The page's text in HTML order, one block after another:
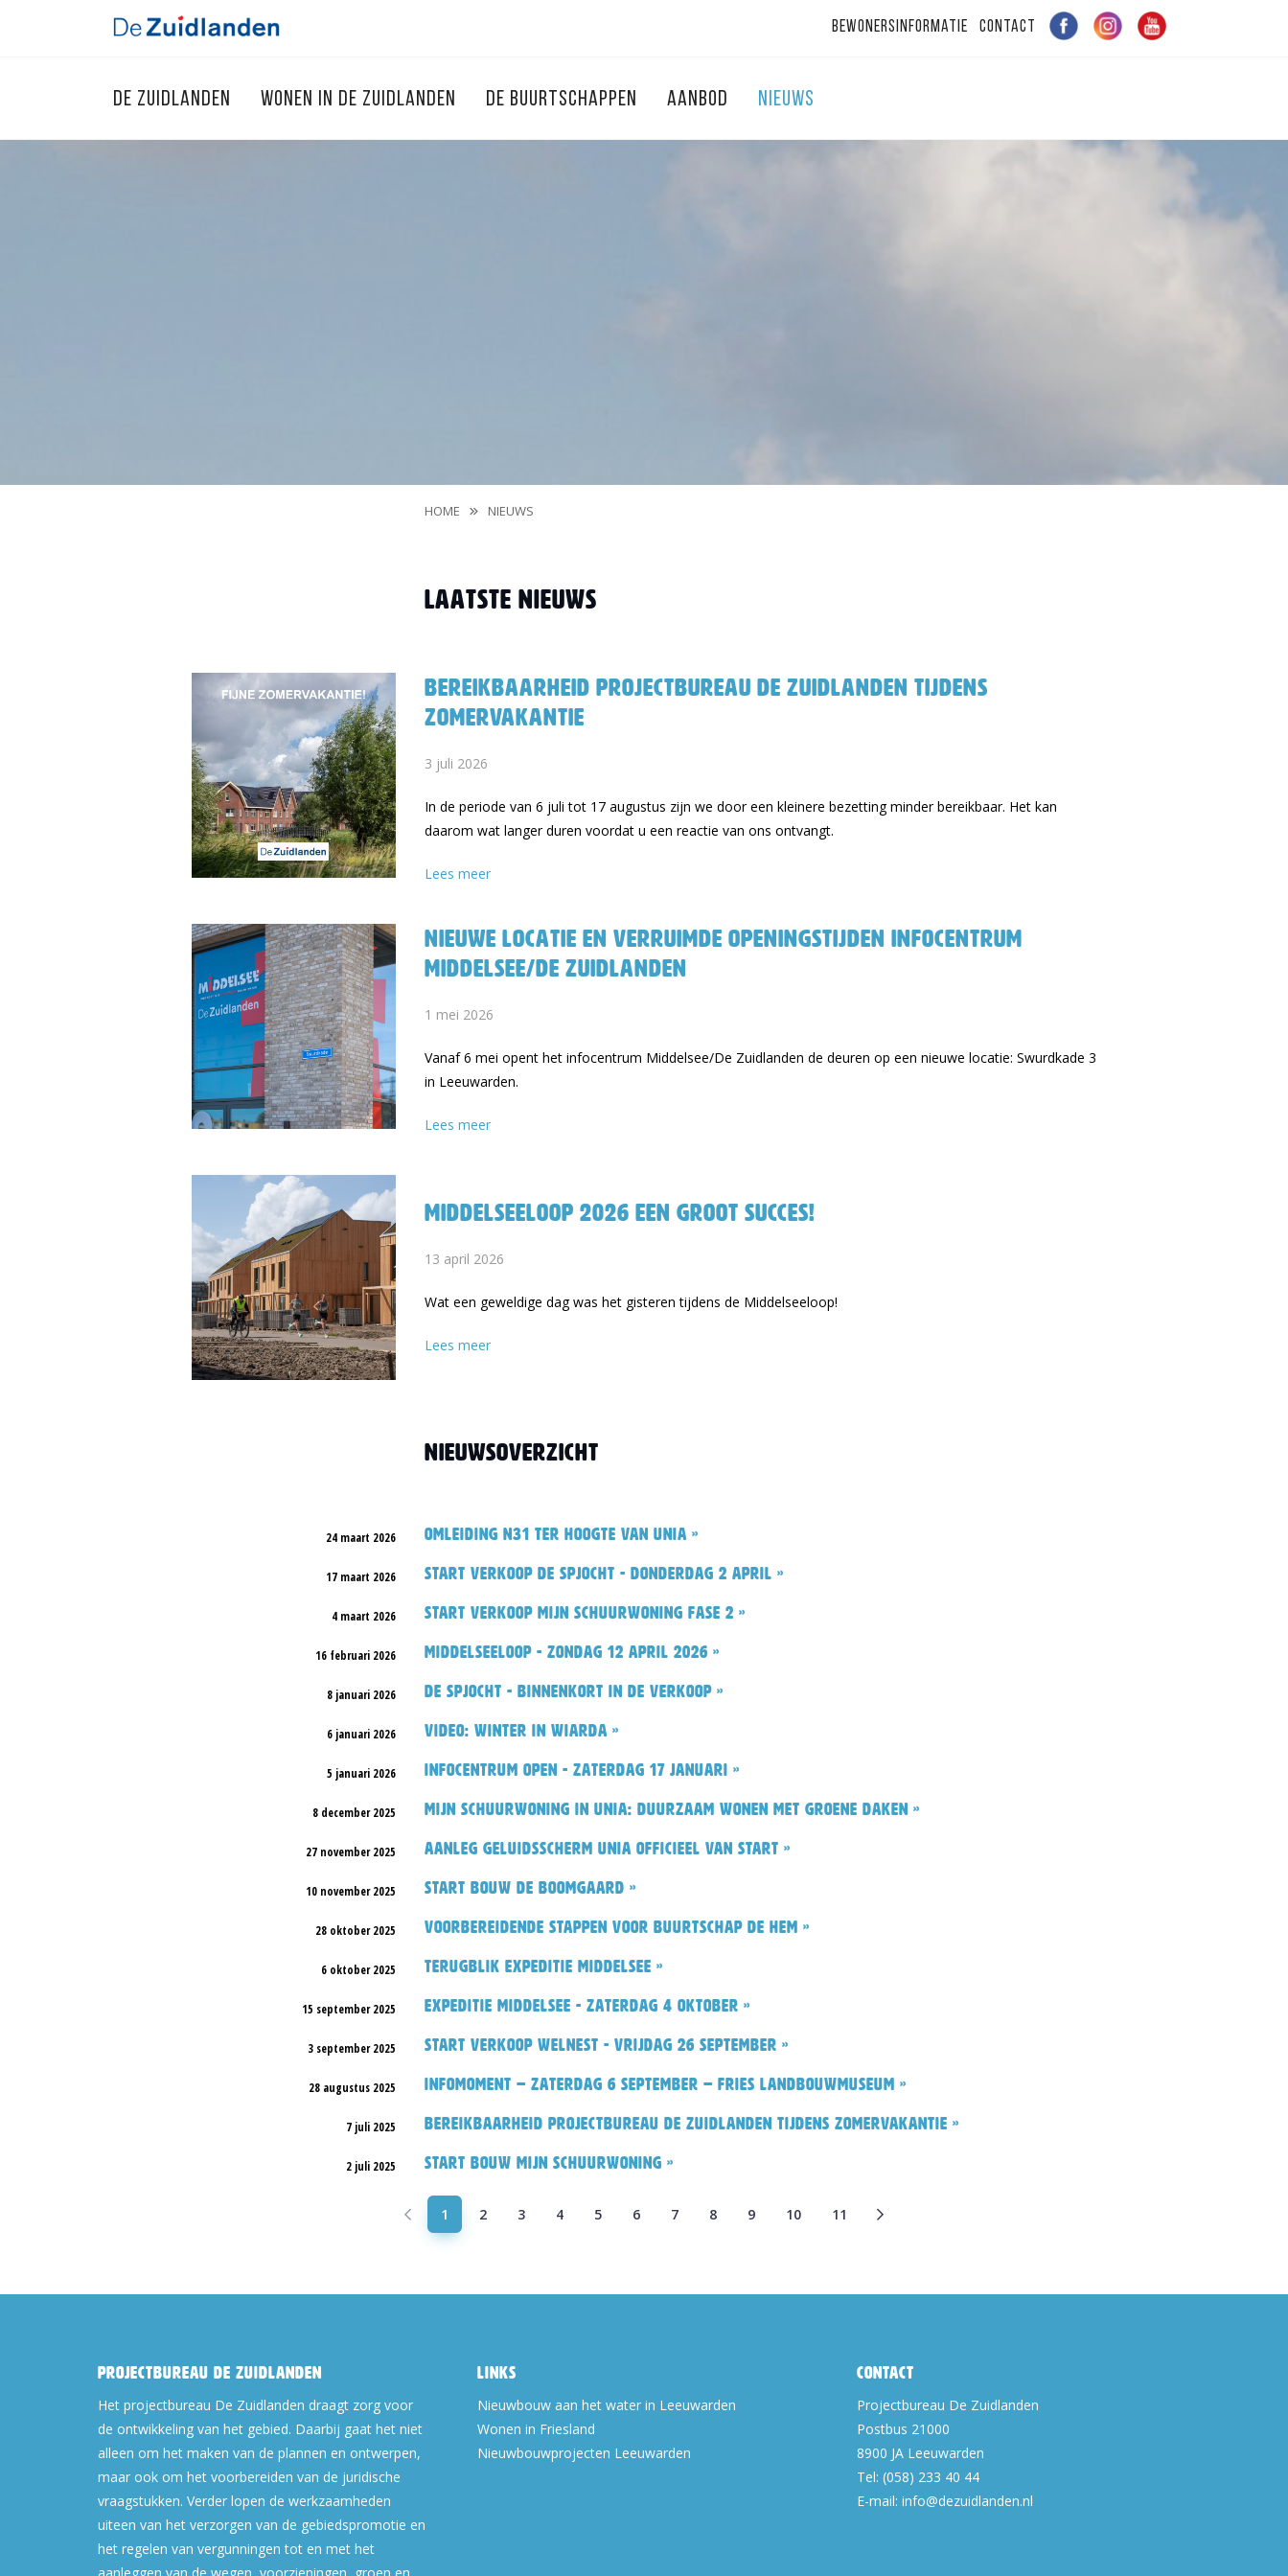
Bewonersinformatie Contact
DE ZUIDLANDEN WONEN IN DE ZUIDLANDEN DE BUURTSCHAPPEN AANBOD NIEUWS
HOME NIEUWS
Laatste nieuws
Bereikbaarheid Projectbureau De Zuidlanden tijdens
zomervakantie
3 juli 2026
In de periode van 6 juli tot 17 augustus zijn we door een kleinere bezetting minder bereikbaar. Het kan
daarom wat langer duren voordat u een reactie van ons ontvangt.
Lees meer
Nieuwe locatie en verruimde openingstijden Infocentrum
Middelsee/De Zuidlanden
1 mei 2026
Vanaf 6 mei opent het infocentrum Middelsee/De Zuidlanden de deuren op een nieuwe locatie: Swurdkade 3
in Leeuwarden.
Lees meer
Middelseeloop 2026 een groot succes!
13 april 2026
Wat een geweldige dag was het gisteren tijdens de Middelseeloop!
Lees meer
Nieuwsoverzicht
24 maart 2026 Omleiding N31 ter hoogte van Unia »
17 maart 2026 Start verkoop De Spjocht - donderdag 2 april »
4 maart 2026 Start verkoop Mijn Schuurwoning fase 2 »
16 februari 2026 Middelseeloop - zondag 12 april 2026 »
8 januari 2026 De Spjocht - binnenkort in de verkoop »
6 januari 2026 Video: Winter in Wiarda »
5 januari 2026 Infocentrum open - zaterdag 17 januari »
8 december 2025 Mijn Schuurwoning in Unia: duurzaam wonen met groene daken »
27 november 2025 Aanleg geluidsscherm Unia officieel van start »
10 november 2025 Start bouw De Boomgaard »
28 oktober 2025 Voorbereidende stappen voor buurtschap De Hem »
6 oktober 2025 Terugblik Expeditie Middelsee »
15 september 2025 Expeditie Middelsee - zaterdag 4 oktober »
3 september 2025 Start verkoop Welnest - vrijdag 26 september »
28 augustus 2025 Infomoment – zaterdag 6 september – Fries Landbouwmuseum »
7 juli 2025 Bereikbaarheid Projectbureau De Zuidlanden tijdens zomervakantie »
2 juli 2025 Start bouw Mijn Schuurwoning »
1 2 3 4 5 6 7 8 9 10 11
Projectbureau De Zuidlanden
Het projectbureau De Zuidlanden draagt zorg voor
de ontwikkeling van het gebied. Daarbij gaat het niet
alleen om het maken van de plannen en ontwerpen,
maar ook om het voorbereiden van de juridische
vraagstukken. Verder lopen de werkzaamheden
uiteen van het verzorgen van de gebiedspromotie en
het regelen van vergunningen tot en met het
Links
Nieuwbouw aan het water in Leeuwarden
Wonen in Friesland
Nieuwbouwprojecten Leeuwarden
Contact
Projectbureau De Zuidlanden
Postbus 21000
8900 JA Leeuwarden
Tel: (058) 233 40 44
E-mail: info@dezuidlanden.nl